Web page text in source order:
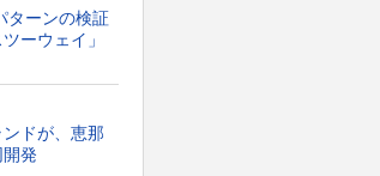
ターンの検証
ーウェイ」
ドが、恵那
発